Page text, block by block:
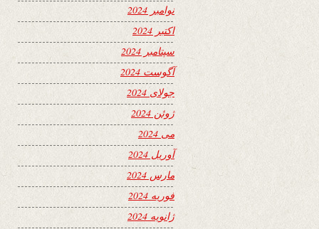
نوامبر 2024
اکتبر 2024
سپتامبر 2024
آگوست 2024
جولای 2024
ژوئن 2024
می 2024
آوریل 2024
مارس 2024
فوریه 2024
ژانویه 2024